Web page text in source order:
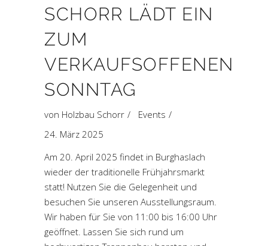
SCHORR LÄDT EIN
ZUM
VERKAUFSOFFENEN
SONNTAG
von Holzbau Schorr
Events
24. März 2025
Am 20. April 2025 findet in Burghaslach
wieder der traditionelle Frühjahrsmarkt
statt! Nutzen Sie die Gelegenheit und
besuchen Sie unseren Ausstellungsraum.
Wir haben für Sie von 11:00 bis 16:00 Uhr
geöffnet. Lassen Sie sich rund um